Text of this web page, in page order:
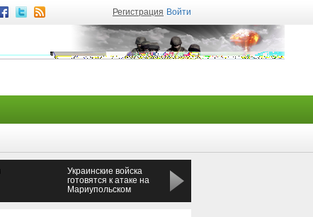
Регистрация Войти
Украинские войска
готовятся к атаке на
Мариупольском